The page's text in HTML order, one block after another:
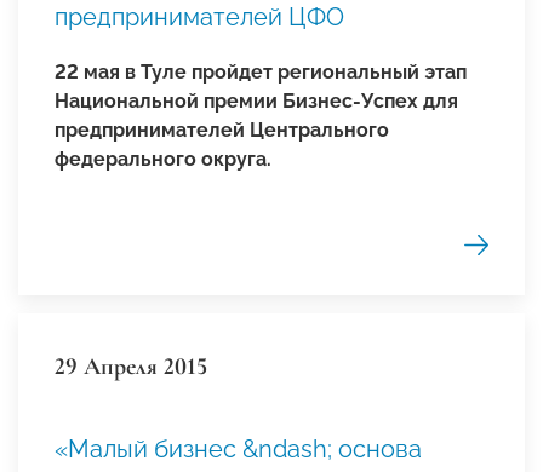
предпринимателей ЦФО
22 мая в Туле пройдет региональный этап
Национальной премии Бизнес-Успех для
предпринимателей Центрального
федерального округа.
29 Апреля 2015
«Малый бизнес &ndash; основа